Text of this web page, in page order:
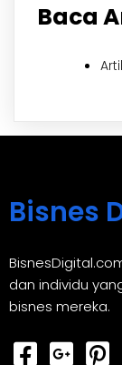
Baca
Bisnes
dan individu
bisnes mereka.